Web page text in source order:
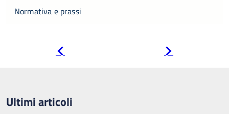
Normativa e prassi
Ultimi articoli